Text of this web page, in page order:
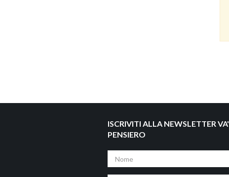
ISCRIVITI ALLA NEWSLETTER VA'
PENSIERO